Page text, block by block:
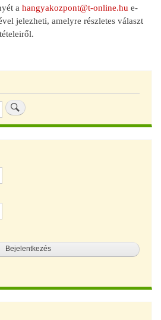
a hangyakozpont@t-online.hu e-
jelezheti, amelyre részletes választ